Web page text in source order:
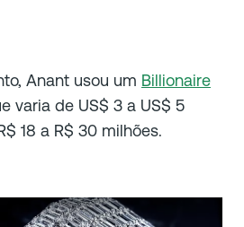
Anant usou um Billionaire
varia de US$ 3 a US$ 5
18 a R$ 30 milhões.